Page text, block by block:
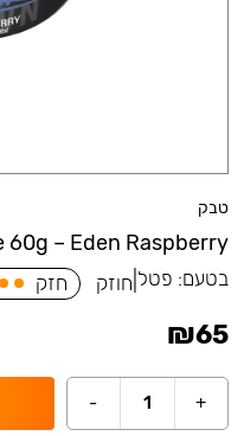
טבק
60g – Eden Raspberry
בטעם: פטל חוזק חזק
₪65
+
1
-